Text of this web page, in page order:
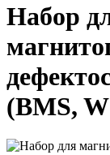
Набор
(BMS,